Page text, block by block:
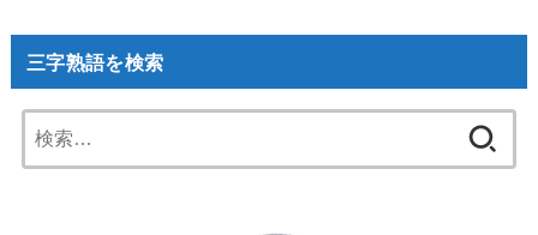
三字熟語を検索
索: